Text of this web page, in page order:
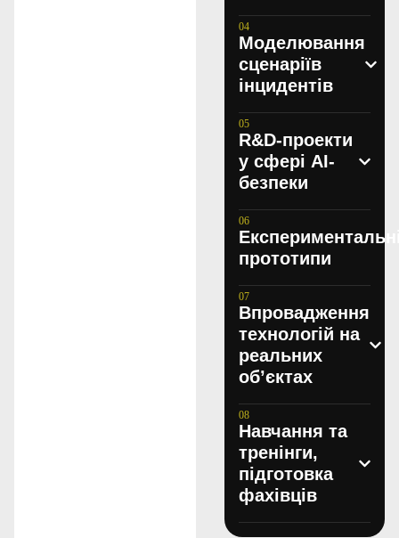
Моделювання
сценаріїв
інцидентів
R&D-проекти
у сфері AI-
безпеки
прототипи
Впровадження
технологій на
реальних
об’єктах
Навчання та
тренінги,
підготовка
фахівців